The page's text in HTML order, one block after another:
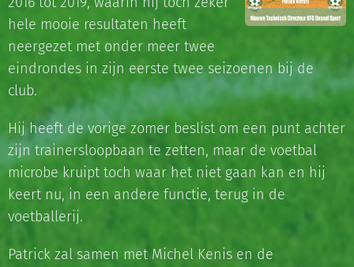
hele mooie resultaten heeft
neergezet met onder meer twee
eindrondes in zijn eerste twee seizoenen bij de
club.
Hij heeft de vorige zomer beslist om een punt achter
zijn trainersloopbaan te zetten, maar de voetbal
microbe kruipt toch waar het niet gaan kan en hij
keert nu, in een andere functie, terug in de
voetballerij.
Patrick zal samen met Michel Kenis en de